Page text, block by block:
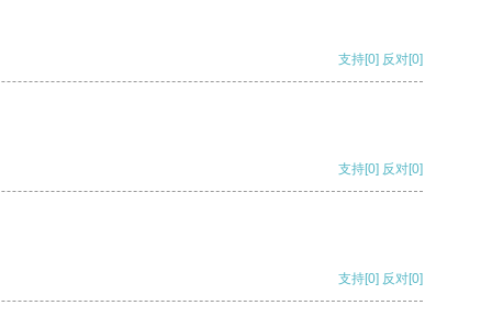
支持[0] 反对[0]
支持[0] 反对[0]
支持[0] 反对[0]